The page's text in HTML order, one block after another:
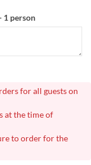
1 person
for all guests on
at the time of
to order for the